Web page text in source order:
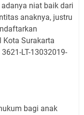
niat baik dari
anaknya, justru
Kota Surakarta
LT-13032019-
bagi anak